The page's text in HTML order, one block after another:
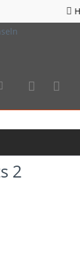
05963 - 982823
2